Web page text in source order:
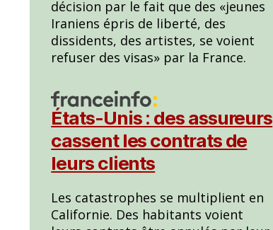
décision par le fait que des «jeunes
Iraniens épris de liberté, des
dissidents, des artistes, se voient
refuser des visas» par la France.
États-Unis : des assureurs
cassent les contrats de
leurs clients
Les catastrophes se multiplient en
Californie. Des habitants voient